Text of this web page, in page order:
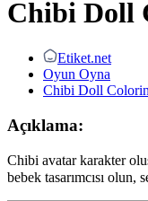
Chibi Doll
Etiket.net
Oyun Oyna
Chibi Doll
Açıklama:
Chibi avatar karakter
bebek tasarımcısı